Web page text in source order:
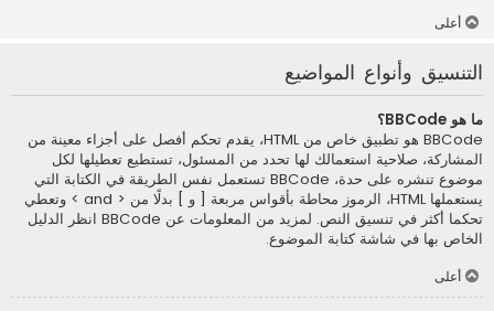
أعلى
التنسيق وأنواع المواضيع
ما هو BBCode؟
BBCode هو تطبيق خاص من HTML، يقدم تحكم أفصل على أجزاء معينة من
المشاركة، صلاحية استعمالك لها تحدد من المسئول، تستطيع تعطيلها لكل
موضوع تنشره على حدة، BBCode تستعمل نفس الطريقة في الكتابة التي
يستعملها HTML، الرموز محاطة بأقواس مربعة [ و ] بدلًا من < and > وتعطي
تحكما أكثر في تنسيق النص. لمزيد من المعلومات عن BBCode انظر الدليل
الخاص بها في شاشة كتابة الموضوع.
أعلى